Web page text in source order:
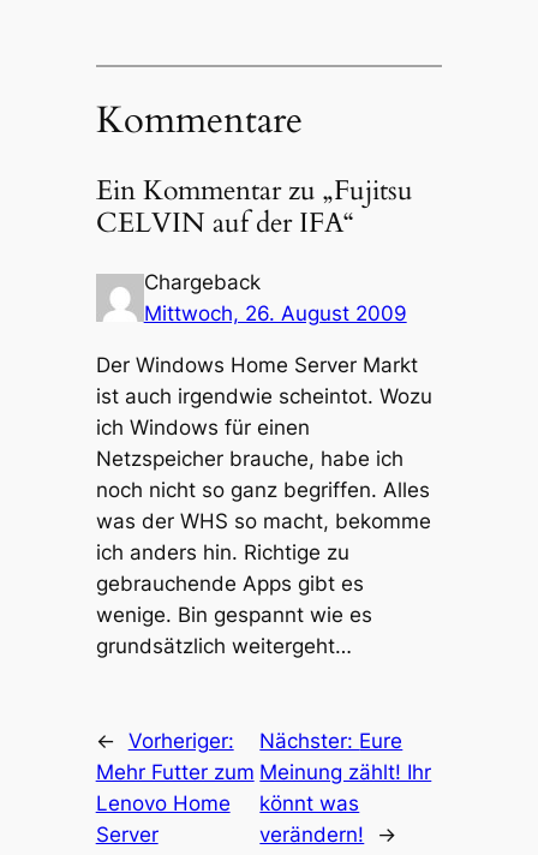
Kommentare
Ein Kommentar zu „Fujitsu
CELVIN auf der IFA“
Chargeback
Mittwoch, 26. August 2009
Der Windows Home Server Markt
ist auch irgendwie scheintot. Wozu
ich Windows für einen
Netzspeicher brauche, habe ich
noch nicht so ganz begriffen. Alles
was der WHS so macht, bekomme
ich anders hin. Richtige zu
gebrauchende Apps gibt es
wenige. Bin gespannt wie es
grundsätzlich weitergeht…
← Vorheriger:
Mehr Futter zum
Lenovo Home
Server
Nächster: Eure
Meinung zählt! Ihr
könnt was
verändern!
→